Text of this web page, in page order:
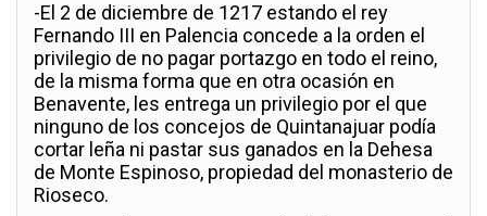
-El 2 de diciembre de 1217 estando el rey
Fernando III en Palencia concede a la orden el
privilegio de no pagar portazgo en todo el reino,
de la misma forma que en otra ocasión en
Benavente, les entrega un privilegio por el que
ninguno de los concejos de Quintanajuar podía
cortar leña ni pastar sus ganados en la Dehesa
de Monte Espinoso, propiedad del monasterio de
Rioseco.